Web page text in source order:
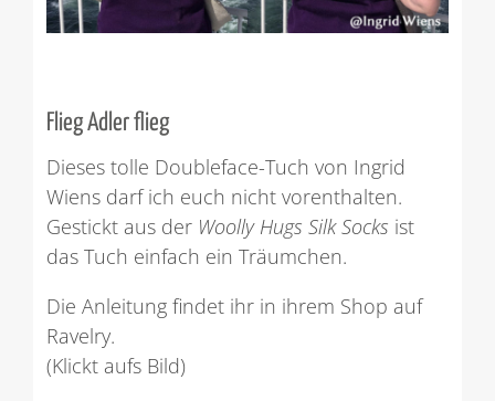
Flieg Adler flieg
Dieses tolle Doubleface-Tuch von Ingrid
Wiens darf ich euch nicht vorenthalten.
Gestickt aus der Woolly Hugs Silk Socks ist
das Tuch einfach ein Träumchen.
Die Anleitung findet ihr in ihrem Shop auf
Ravelry.
(Klickt aufs Bild)